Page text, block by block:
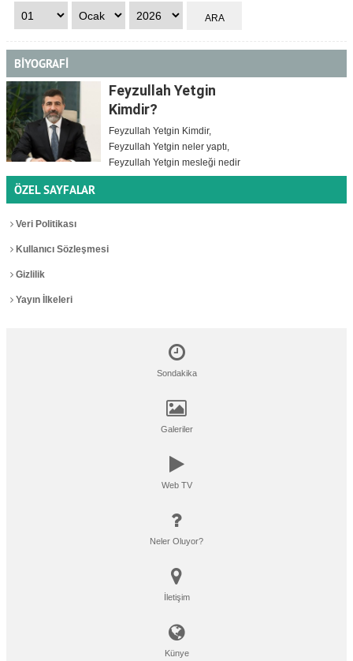
BİYOGRAFİ
Feyzullah Yetgin
Kimdir?
Feyzullah Yetgin Kimdir,
Feyzullah Yetgin neler yaptı,
Feyzullah Yetgin mesleği nedir
ÖZEL SAYFALAR
Veri Politikası
Kullanıcı Sözleşmesi
Gizlilik
Yayın İlkeleri
Sondakika
Galeriler
Web TV
Neler Oluyor?
İletişim
Künye